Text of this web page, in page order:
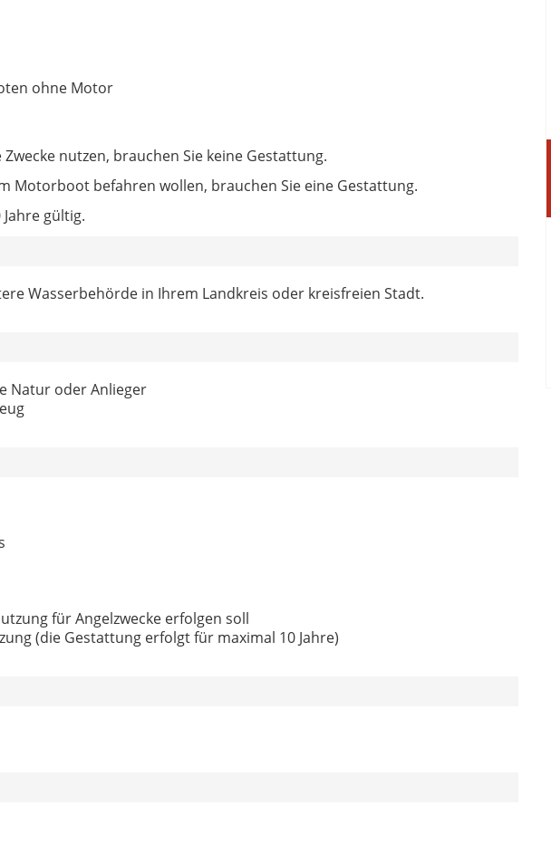
ohne Motor
nutzen, brauchen Sie keine Gestattung.
Motorboot befahren wollen, brauchen Sie eine Gestattung.
gültig.
Wasserbehörde in Ihrem Landkreis oder kreisfreien Stadt.
Natur oder Anlieger
für Angelzwecke erfolgen soll
(die Gestattung erfolgt für maximal 10 Jahre)